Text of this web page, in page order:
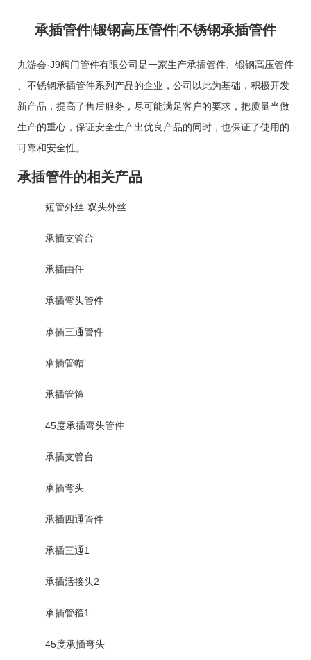
承插管件|锻钢高压管件|不锈钢承插管件
九游会·J9阀门管件有限公司是一家生产承插管件
锻钢高压管件
不锈钢承插管件系列产品的企业，公司以此为基础，积极开发
新产品，提高了售后服务，尽可能满足客户的要求，把质量当做
生产的重心，保证安全生产出优良产品的同时，也保证了使用的
可靠和安全性。
承插管件的相关产品
短管外丝-双头外丝
承插支管台
承插由任
承插弯头管件
承插三通管件
承插管帽
承插管箍
45度承插弯头管件
承插支管台
承插弯头
承插四通管件
承插三通1
承插活接头2
承插管箍1
45度承插弯头